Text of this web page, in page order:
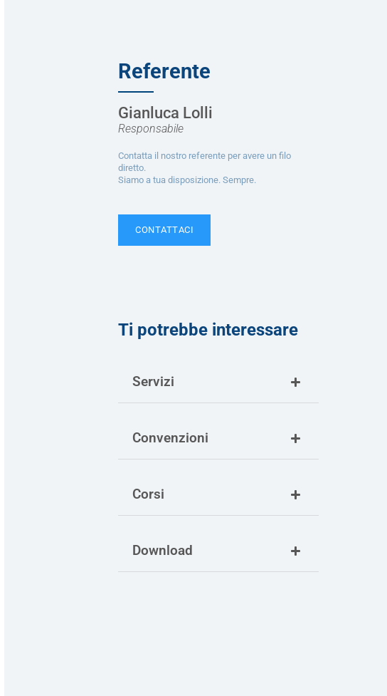
Referente
Gianluca Lolli
Responsabile
Contatta il nostro referente per avere un filo
diretto.
Siamo a tua disposizione. Sempre.
CONTATTACI
Ti potrebbe interessare
Servizi
Convenzioni
Corsi
Download